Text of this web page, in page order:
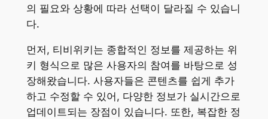
의 필요와 상황에 따라 선택이 달라질 수 있습니
다.
먼저, 티비위키는 종합적인 정보를 제공하는 위
키 형식으로 많은 사용자의 참여를 바탕으로 성
장해왔습니다. 사용자들은 콘텐츠를 쉽게 추가
하고 수정할 수 있어, 다양한 정보가 실시간으로
업데이트되는 장점이 있습니다. 또한, 복잡한 정